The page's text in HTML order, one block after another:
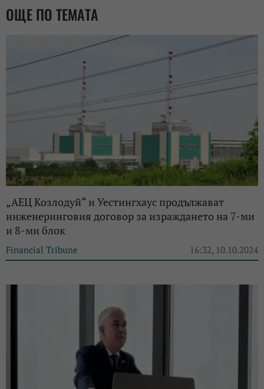
ОЩЕ ПО ТЕМАТА
„АЕЦ Козлодуй“ и Уестингхаус продължават
инженеринговия договор за израждането на 7-ми
и 8-ми блок
Financial Tribune 16:32, 10.10.2024